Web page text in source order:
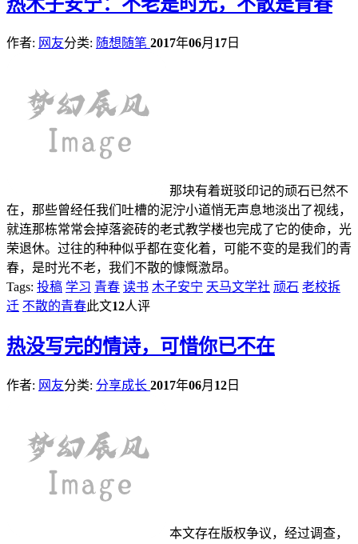
作者: 网友分类: 随想随笔 2017年06月 17 日
那块有着斑驳印记的顽石已然不
在，那些曾经任我们吐槽的泥泞小道悄无声息地淡出了视线，
就连那栋常常会掉落瓷砖的老式教学楼也完成了它的使命，光
荣退休。过往的种种似乎都在变化着，可能不变的是我们的青
春，是时光不老，我们不散的慷慨激昂。
Tags: 投稿 学习 青春 读书 木子安宁 天马文学社 顽石 老校拆
迁 不散的青春此文12人评
热没写完的情诗，可惜你已不在
作者: 网友分类: 分享成长 2017年06月 12 日
本文存在版权争议，经过调查，